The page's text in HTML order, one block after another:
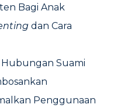
Bagi Anak
dan Cara
Suami
Penggunaan